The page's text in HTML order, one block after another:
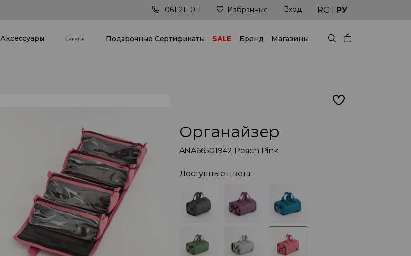
Последние тренды всегда под рукой! Доставка в кратчайшие сроки
061 211 011 Избранные Вход RO РУ
Аксессуары Подарочные Cертификаты SALE Бренд Магазины
Органайзер
ANA66501942 Peach Pink
Доступные цвета: